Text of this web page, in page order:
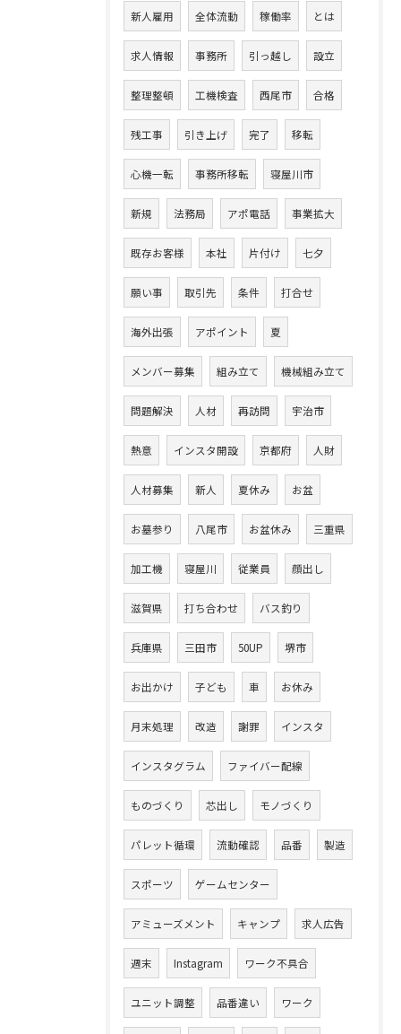
新人雇用 全体流動 稼働率 とは
求人情報 事務所 引っ越し 設立
整理整頓 工機検査 西尾市 合格
残工事 引き上げ 完了 移転
心機一転 事務所移転 寝屋川市
新規 法務局 アポ電話 事業拡大
既存お客様 本社 片付け 七夕
願い事 取引先 条件 打合せ
海外出張 アポイント 夏
メンバー募集 組み立て 機械組み立て
問題解決 人材 再訪問 宇治市
熱意 インスタ開設 京都府 人財
人材募集 新人 夏休み お盆
お墓参り 八尾市 お盆休み 三重県
加工機 寝屋川 従業員 顔出し
滋賀県 打ち合わせ バス釣り
兵庫県 三田市 50UP 堺市
お出かけ 子ども 車 お休み
月末処理 改造 謝罪 インスタ
インスタグラム ファイバー配線
ものづくり 芯出し モノづくり
パレット循環 流動確認 品番 製造
スポーツ ゲームセンター
アミューズメント キャンプ 求人広告
週末 Instagram ワーク不具合
ユニット調整 品番違い ワーク